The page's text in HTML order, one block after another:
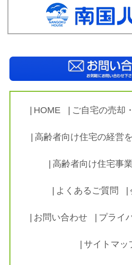
HOME ご自宅の売却
高齢者向け住宅の経営
高齢者向け住宅事
よくあるご質問
お問い合わせ プライ
サイトマッ